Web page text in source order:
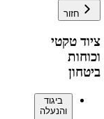
חזור
ציוד טקטי
וכוחות
ביטחון
ביגוד
והנעלה